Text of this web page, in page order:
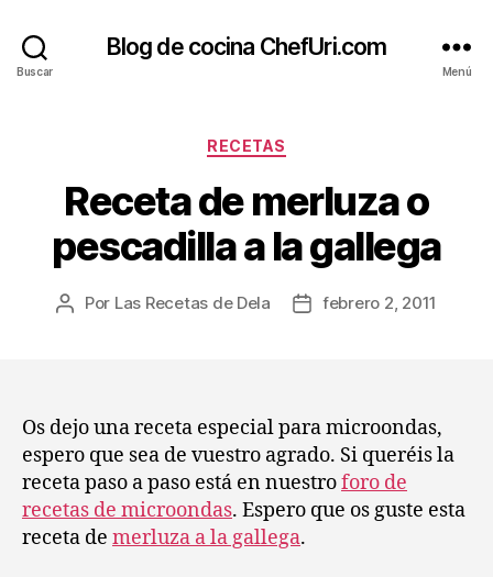
Buscar
Blog de cocina ChefUri.com
Menú
Categorías
RECETAS
Receta de merluza o
pescadilla a la gallega
Autor
Por Las Recetas de Dela
Fechafebrero 2, 2011
Os dejo una receta especial para microondas,
espero que sea de vuestro agrado. Si queréis la
receta paso a paso está en nuestroforo de
recetas de microondas. Espero que os guste esta
receta de merluza a la gallega.